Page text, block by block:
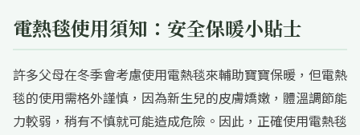
電熱毯使用須知：安全保暖小貼士
許多父母在冬季會考慮使用電熱毯來輔助寶寶保暖，但電熱
毯的使用需格外謹慎，因為新生兒的皮膚嬌嫩，體溫調節能
力較弱，稍有不慎就可能造成危險。因此，正確使用電熱毯